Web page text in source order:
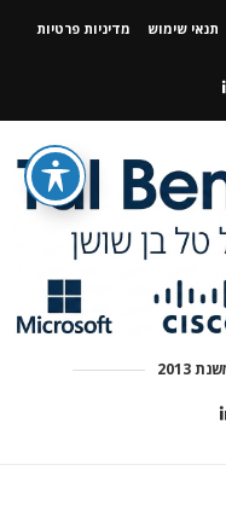
תנאי שימוש
מדיניות פרטיות